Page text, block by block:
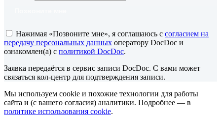
Нажимая «Позвоните мне», я соглашаюсь с согласием на
передачу персональных данных оператору DocDoc и
ознакомлен(а) с политикой DocDoc.
Заявка передаётся в сервис записи DocDoc. С вами может
связаться кол-центр для подтверждения записи.
Мы используем cookie и похожие технологии для работы
сайта и (с вашего согласия) аналитики. Подробнее — в
политике использования cookie.